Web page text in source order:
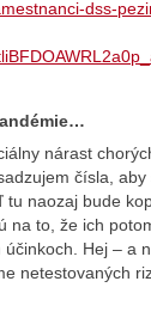
dss-
nárast
čísla,
naozaj bude
na to, že ich
Hej – a
netestovaných